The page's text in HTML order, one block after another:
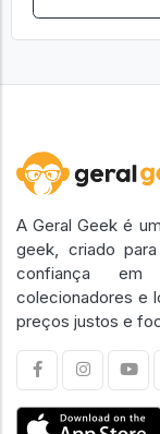
A Geral Geek é
geek, criado
confiança em
colecionadores e
preços justos e